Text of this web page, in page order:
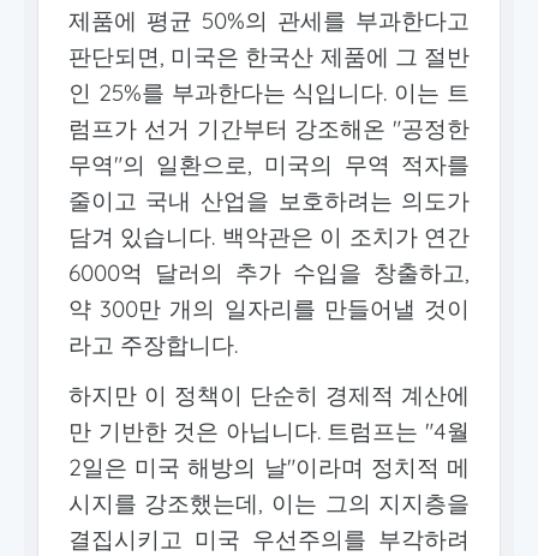
제품에 평균 50%의 관세를 부과한다고
판단되면, 미국은 한국산 제품에 그 절반
인 25%를 부과한다는 식입니다. 이는 트
럼프가 선거 기간부터 강조해온 "공정한
무역"의 일환으로, 미국의 무역 적자를
줄이고 국내 산업을 보호하려는 의도가
담겨 있습니다. 백악관은 이 조치가 연간
6000억 달러의 추가 수입을 창출하고,
약 300만 개의 일자리를 만들어낼 것이
라고 주장합니다.
하지만 이 정책이 단순히 경제적 계산에
만 기반한 것은 아닙니다. 트럼프는 "4월
2일은 미국 해방의 날"이라며 정치적 메
시지를 강조했는데, 이는 그의 지지층을
결집시키고 미국 우선주의를 부각하려